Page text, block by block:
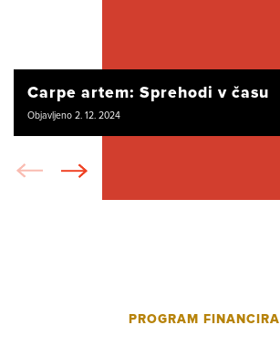
Carpe artem: Sprehodi v času
Objavljeno 2. 12. 2024
PROGRAM FINANCIRA